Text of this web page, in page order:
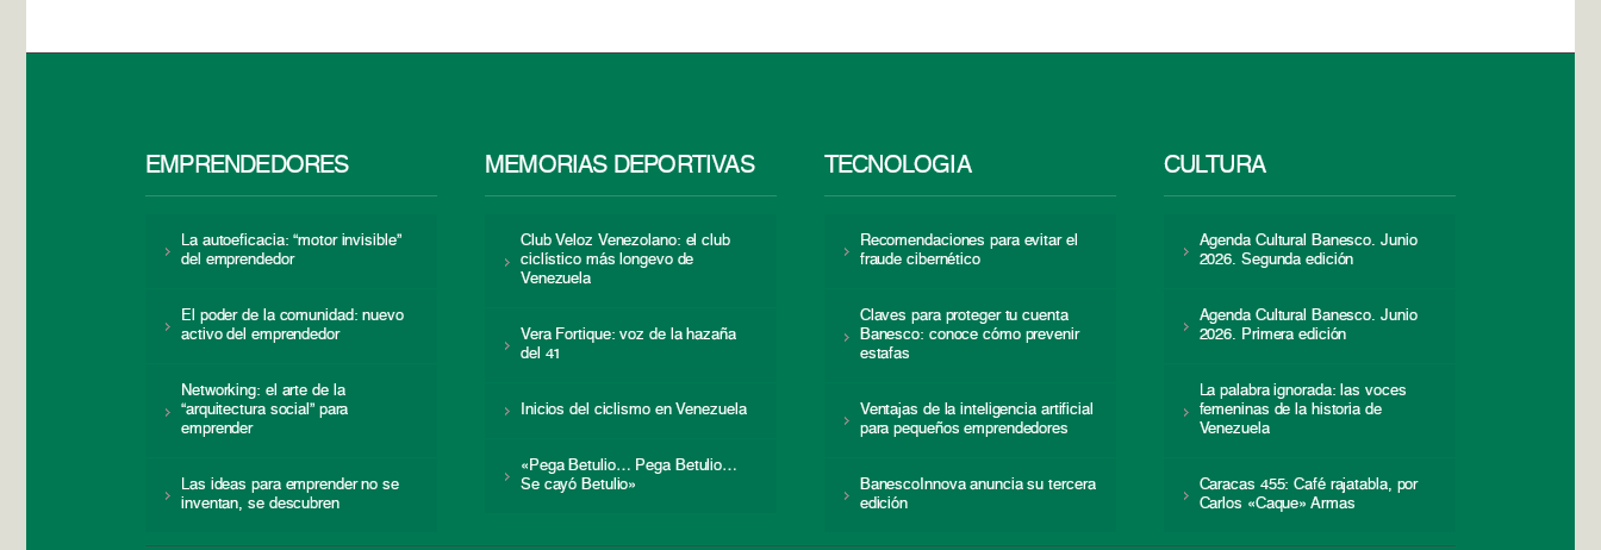
EMPRENDEDORES
La autoeficacia: “motor invisible”
del emprendedor
El poder de la comunidad: nuevo
activo del emprendedor
Networking: el arte de la
“arquitectura social” para
emprender
Las ideas para emprender no se
inventan, se descubren
MEMORIAS DEPORTIVAS
Club Veloz Venezolano: el club
ciclístico más longevo de
Venezuela
Vera Fortique: voz de la hazaña
del 41
Inicios del ciclismo en Venezuela
«Pega Betulio… Pega Betulio…
Se cayó Betulio»
TECNOLOGÍA
Recomendaciones para evitar el
fraude cibernético
Claves para proteger tu cuenta
Banesco: conoce cómo prevenir
estafas
Ventajas de la inteligencia artificial
para pequeños emprendedores
BanescoInnova anuncia su tercera
edición
CULTURA
Agenda Cultural Banesco. Junio
2026. Segunda edición
Agenda Cultural Banesco. Junio
2026. Primera edición
La palabra ignorada: las voces
femeninas de la historia de
Venezuela
Caracas 455: Café rajatabla, por
Carlos «Caque» Armas